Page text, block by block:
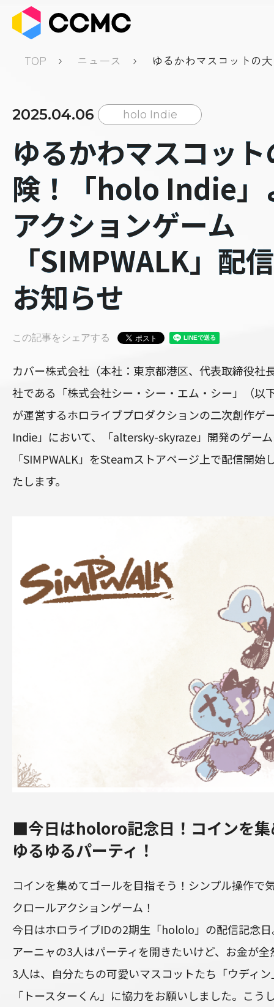
TOP ニュース
ゆるかわマスコットの
2025.04.06 holo Indie
ゆるかわマスコッ
険！「holo Indie」
アクションゲーム
「SIMPWALK」配
お知らせ
この記事をシェアする
カバー株式会社（本社：東京都港区、代表取締役社
社である「株式会社シー・シー・エム・シー」（以
が運営するホロライブプロダクションの二次創作ゲ
Indie」において、「altersky-skyraze」開発のゲー
「SIMPWALK」をSteamストアページ上で配信開始
たします。
■今日はholoro記念日！コインを集
ゆるゆるパーティ！
コインを集めてゴールを目指そう！シンプル操作で
クロールアクションゲーム！
今日はホロライブIDの2期生「hololo」の配信記念
アーニャの3人はパーティを開きたいけど、お金が
3人は、自分たちの可愛いマスコットたち「ウディ
「トースターくん」に協力をお願いしました。こう